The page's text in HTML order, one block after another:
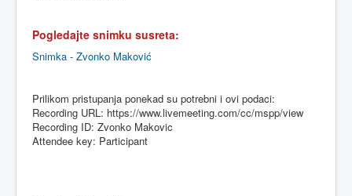
Pogledajte snimku susreta:
Snimka - Zvonko Maković
Prilikom pristupanja ponekad su potrebni i ovi podaci:
Recording URL: https://www.livemeeting.com/cc/mspp/view
Recording ID: Zvonko Makovic
Attendee key: Participant